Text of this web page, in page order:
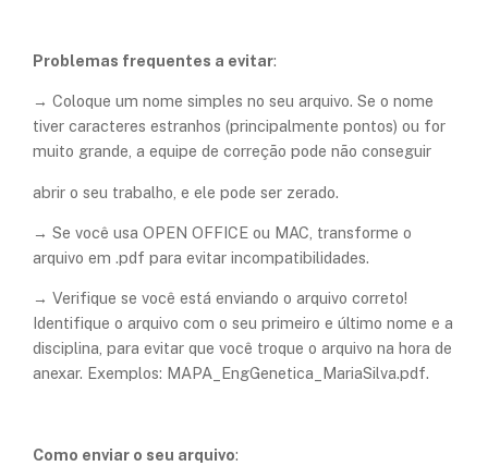
Problemas frequentes a evitar:
→ Coloque um nome simples no seu arquivo. Se o nome
tiver caracteres estranhos (principalmente pontos) ou for
muito grande, a equipe de correção pode não conseguir
abrir o seu trabalho, e ele pode ser zerado.
→ Se você usa OPEN OFFICE ou MAC, transforme o
arquivo em .pdf para evitar incompatibilidades.
→ Verifique se você está enviando o arquivo correto!
Identifique o arquivo com o seu primeiro e último nome e a
disciplina, para evitar que você troque o arquivo na hora de
anexar. Exemplos: MAPA_EngGenetica_MariaSilva.pdf.
Como enviar o seu arquivo: